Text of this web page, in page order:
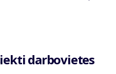
dar­bo­vie­tes